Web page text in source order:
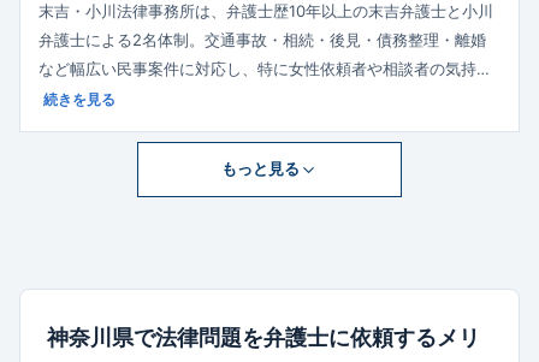
末吉・小川法律事務所は、弁護士歴10年以上の末吉弁護士と小川
弁護士による2名体制。交通事故・相続・後見・債務整理・離婚
など幅広い民事案件に対応し、特に女性依頼者や相談者の気持ち
に寄り添った丁寧な対応を強みとしています。
続きを見る
もっと見る
神奈川県で法律問題を弁護士に依頼するメリ